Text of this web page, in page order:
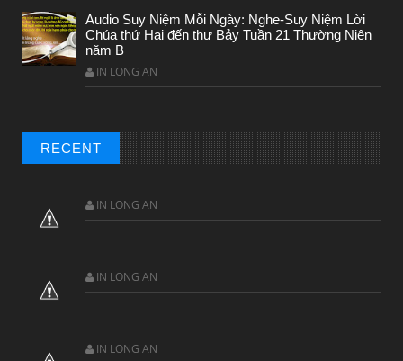
Chuyện Ý Nghĩa: Chết vì yêu
Audio Suy Niệm Mỗi Ngày: Nghe-Suy Niệm Lời
Chúa thứ Hai đến thư Bảy Tuần 21 Thường Niên
năm B
IN LONG AN
RECENT
IN LONG AN
IN LONG AN
IN LONG AN